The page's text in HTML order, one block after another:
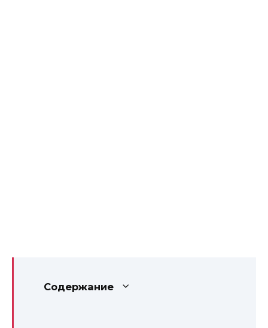
Содержание